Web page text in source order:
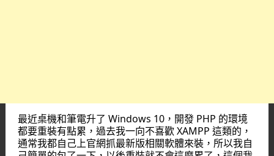
最近桌機和筆電升了 Windows 10，開發 PHP 的環境
都要重裝有點累，過去我一向不喜歡 XAMPP 這類的，
通常我都自己上官網抓最新版相關軟體來裝，所以我自